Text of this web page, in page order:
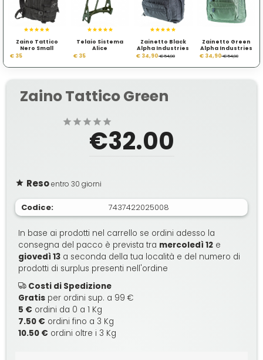
Zaino Tattico
Nero Small
€ 35
Telaio Sistema
Alice
€ 35
Zainetto Black
Alpha Industries
€ 34,90€ 54,90
Zainetto Green
Alpha Industries
€ 34,90€ 54,90
Zaino Tattico Green
€32.00
Resoentro 30 giorni
Codice: 7437422025008
In base ai prodotti nel carrello se ordini adesso la
consegna del pacco è prevista tra mercoledì 12 e
giovedì 13 a seconda della tua località e del numero di
prodotti di surplus presenti nell'ordine
Costi di Spedizione
Gratis per ordini sup. a 99 €
5 € ordini da 0 a 1 Kg
7.50 € ordini fino a 3 Kg
10.50 € ordini oltre i 3 Kg